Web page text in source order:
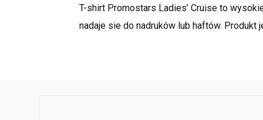
T-shirt Promostars Ladies’ Cruise to
nadaje sie do nadruków lub haftów.